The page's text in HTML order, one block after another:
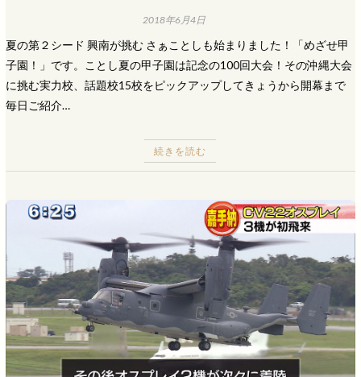
2018年6月4日
夏の第２シード 興南が挑む さぁことしも始まりました！「めざせ甲
子園！」です。ことし夏の甲子園は記念の100回大会！その沖縄大会
に挑む実力校、話題校15校をピックアップしてきょうから開幕まで
毎日ご紹介…
続きを読む